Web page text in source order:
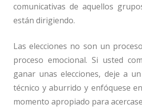
comunicativas de aquellos
están dirigiendo.
Las elecciones no son un
proceso emocional. Si usted
ganar unas elecciones, deje a
técnico y aburrido y enfóquese
momento apropiado para